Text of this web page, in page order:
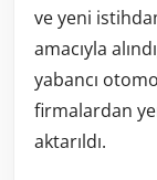
ve yeni
amacıyla
yabancı
firmalardan
aktarıldı.